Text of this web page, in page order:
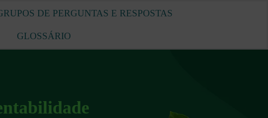
DE PERGUNTAS E RESPOSTAS
GLOSSÁRIO